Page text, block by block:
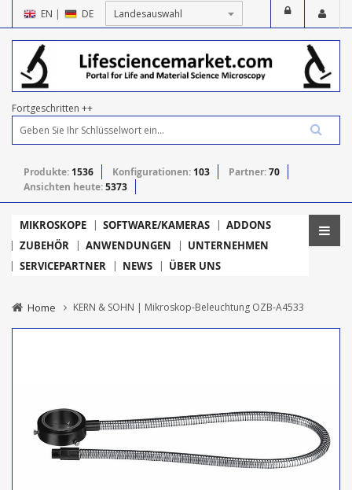
EN | DE
Fortgeschritten ++
Produkte: 1536 Konfigurationen: 103 Partner:70
Ansichten heute:5373
MIKROSKOPE SOFTWARE/KAMERAS
ADDONS
ZUBEHÖR
ANWENDUNGEN
UNTERNEHMEN
SERVICEPARTNER
NEWS ÜBER UNS
Home KERN & SOHN | Mikroskop-Beleuchtung OZB-A4533